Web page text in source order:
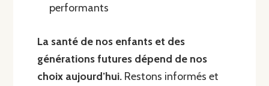
performants
La santé de nos enfants et des
générations futures dépend de nos
choix aujourd’hui. Restons informés et